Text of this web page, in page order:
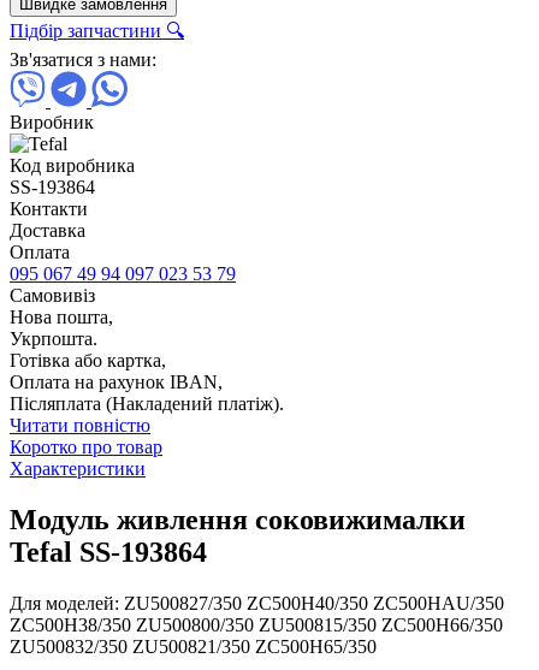
Швидке замовлення
Підбір запчастини 🔍
Зв'язатися з нами:
Виробник
Код виробника
SS-193864
Контакти
Доставка
Оплата
095 067 49 94 097 023 53 79
Самовивіз
Нова пошта,
Укрпошта.
Готівка або картка,
Оплата на рахунок IBAN,
Післяплата (Накладений платіж).
Читати повністю
Коротко про товар
Характеристики
Модуль живлення соковижималки
Tefal SS-193864
Для моделей: ZU500827/350 ZC500H40/350 ZC500HAU/350
ZC500H38/350 ZU500800/350 ZU500815/350 ZC500H66/350
ZU500832/350 ZU500821/350 ZC500H65/350